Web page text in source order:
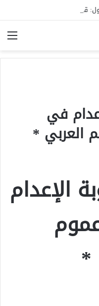
في
العربي *
الإعدام
*